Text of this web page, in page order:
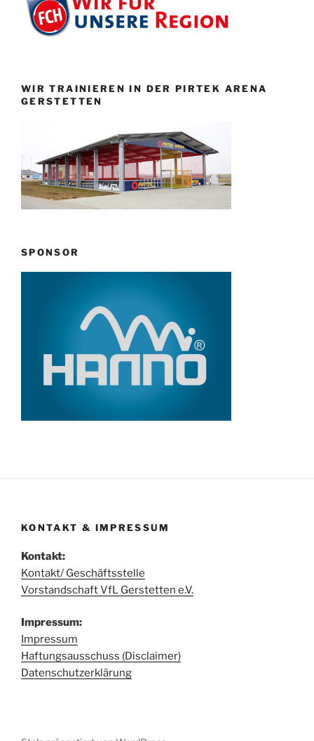
WIR TRAINIEREN IN DER PIRTEK ARENA
GERSTETTEN
SPONSOR
KONTAKT & IMPRESSUM
Kontakt:
Kontakt/ Geschäftsstelle
Vorstandschaft VfL Gerstetten e.V.
Impressum:
Impressum
Haftungsausschuss (Disclaimer)
Datenschutzerklärung